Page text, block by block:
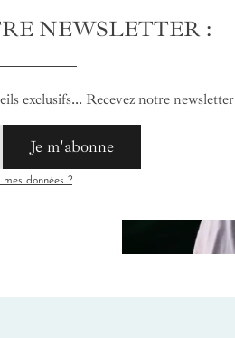
NEWSLETTER :
exclusifs... Recevez notre newsletter
Je m'abonne
données ?